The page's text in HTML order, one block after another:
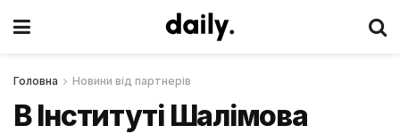
Головна Новини від партнерів
В Інституті Шалімова